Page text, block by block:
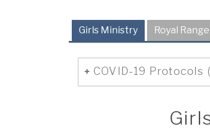
Girls Ministry Royal
COVID-19 Protocols